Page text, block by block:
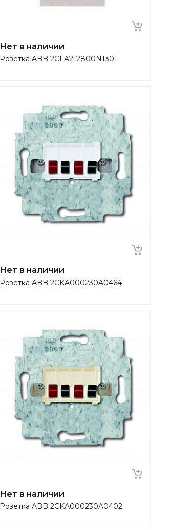
Нет в наличии
Розетка ABB 2CLA212800N1301
Нет в наличии
Розетка ABB 2CKA000230A0464
Нет в наличии
Розетка ABB 2CKA000230A0402